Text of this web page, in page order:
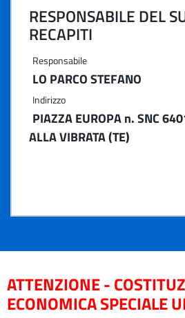
RESPONSABILE DEL
RECAPITI
Responsabile
LO PARCO STEFANO
Indirizzo
PIAZZA EUROPA n. SNC
ALLA VIBRATA (TE)
ATTENZIONE -
ECONOMICA SPECIALE